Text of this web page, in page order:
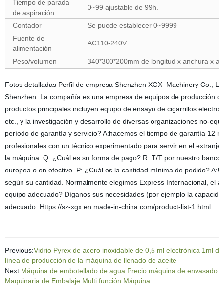
Tiempo de parada
de aspiración
0~99 ajustable de 99h.
Contador
Se puede establecer 0~9999
Fuente de
alimentación
AC110-240V
Peso/volumen 340*300*200mm de longitud x anchura x
Fotos detalladas Perfil de empresa Shenzhen XGX Machinery Co.,
Shenzhen. La compañía es una empresa de equipos de
productos principales incluyen equipo de ensayo de cigarrillos
etc., y la investigación y desarrollo de diversas organizaciones no-
período de garantía y servicio? A:hacemos el tiempo de garantía
profesionales con un técnico experimentado para servir en el
la máquina. Q: ¿Cuál es su forma de pago? R: T/T por nuestro
europea o en efectivo. P: ¿Cuál es la cantidad mínima de pedido?
según su cantidad. Normalmente elegimos Express Internacional,
equipo adecuado? Díganos sus necesidades (por ejemplo la
adecuado. Https://sz-xgx.en.made-in-china.com/product-list-1.html
Previous:Vidrio Pyrex de acero inoxidable de 0,5 ml electrónica 1ml
línea de producción de la máquina de llenado de aceite
Next:Máquina de embotellado de agua Precio máquina de
Maquinaria de Embalaje Multi función Máquina